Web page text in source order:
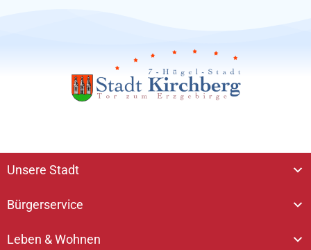
Unsere Stadt
Bürgerservice
Leben & Wohnen